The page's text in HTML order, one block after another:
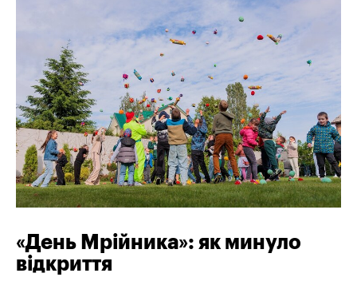
«День Мрійника»: як минуло
відкриття